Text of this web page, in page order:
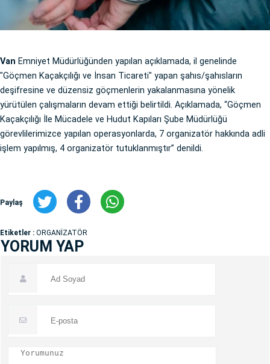
Van Emniyet Müdürlüğünden yapılan açıklamada, il genelinde
"Göçmen Kaçakçılığı ve İnsan Ticareti" yapan şahıs/şahısların
deşifresine ve düzensiz göçmenlerin yakalanmasına yönelik
yürütülen çalışmaların devam ettiği belirtildi. Açıklamada, “Göçmen
Kaçakçılığı İle Mücadele ve Hudut Kapıları Şube Müdürlüğü
görevlilerimizce yapılan operasyonlarda, 7 organizatör hakkında adli
işlem yapılmış, 4 organizatör tutuklanmıştır” denildi.
Paylaş
Etiketler : ORGANİZATÖR
YORUM YAP